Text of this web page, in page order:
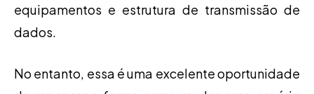
equipamentos e estrutura de transmissão de
dados.
No entanto, essa é uma excelente oportunidade